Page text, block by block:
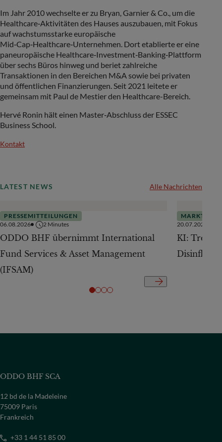
Im Jahr 2010 wechselte er zu Bryan, Garnier & Co., um die
Healthcare‑Aktivitäten des Hauses auszubauen, mit Fokus
auf wachstumsstarke europäische
Mid‑Cap‑Healthcare‑Unternehmen. Dort etablierte er eine
paneuropäische Healthcare‑Investment‑Banking‑Plattform
über sechs Büros hinweg und beriet zahlreiche
Transaktionen in den Bereichen M&A sowie bei privaten
und öffentlichen Finanzierungen. Seit 2021 leitete er
gemeinsam mit Paul de Mestier den Healthcare-Bereich.
Hervé Ronin hält einen Master‑Abschluss der ESSEC
Business School.
Kontakt
LATEST NEWS Alle Nachrichten
PRESSEMITTEILUNGEN
06.08.2026
2 Minutes
ODDO BHF übernimmt International
Fund Services & Asset Management
(IFSAM)
20.07.2026
KI:
ODDO BHF SCA
12 bd de la Madeleine
75009 Paris
Frankreich
+33 1 44 51 85 00